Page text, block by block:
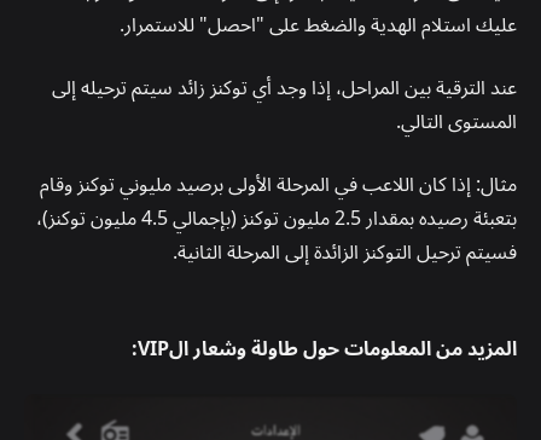
عليك استلام الهدية والضغط على "احصل" للاستمرار.
عند الترقية بين المراحل، إذا وجد أي توكنز زائد سيتم ترحيله إلى
المستوى التالي.
مثال: إذا كان اللاعب في المرحلة الأولى برصيد مليوني توكنز وقام
بتعبئة رصيده بمقدار 2.5 مليون توكنز (بإجمالي 4.5 مليون توكنز)،
فسيتم ترحيل التوكنز الزائدة إلى المرحلة الثانية.
المزيد من المعلومات حول طاولة وشعار الVIP: